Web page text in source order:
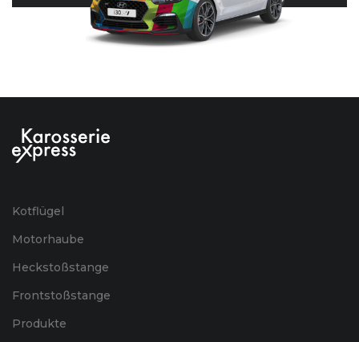
Kotflügel
Motorhaube
Heckstoßstange
Frontstoßstange
Produkte